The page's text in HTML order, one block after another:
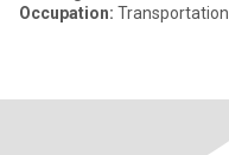
Occupation: Transportation